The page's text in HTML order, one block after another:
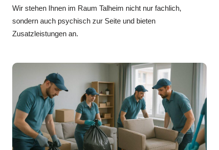
Wir stehen Ihnen im Raum Talheim nicht nur fachlich,
sondern auch psychisch zur Seite und bieten
Zusatzleistungen an.